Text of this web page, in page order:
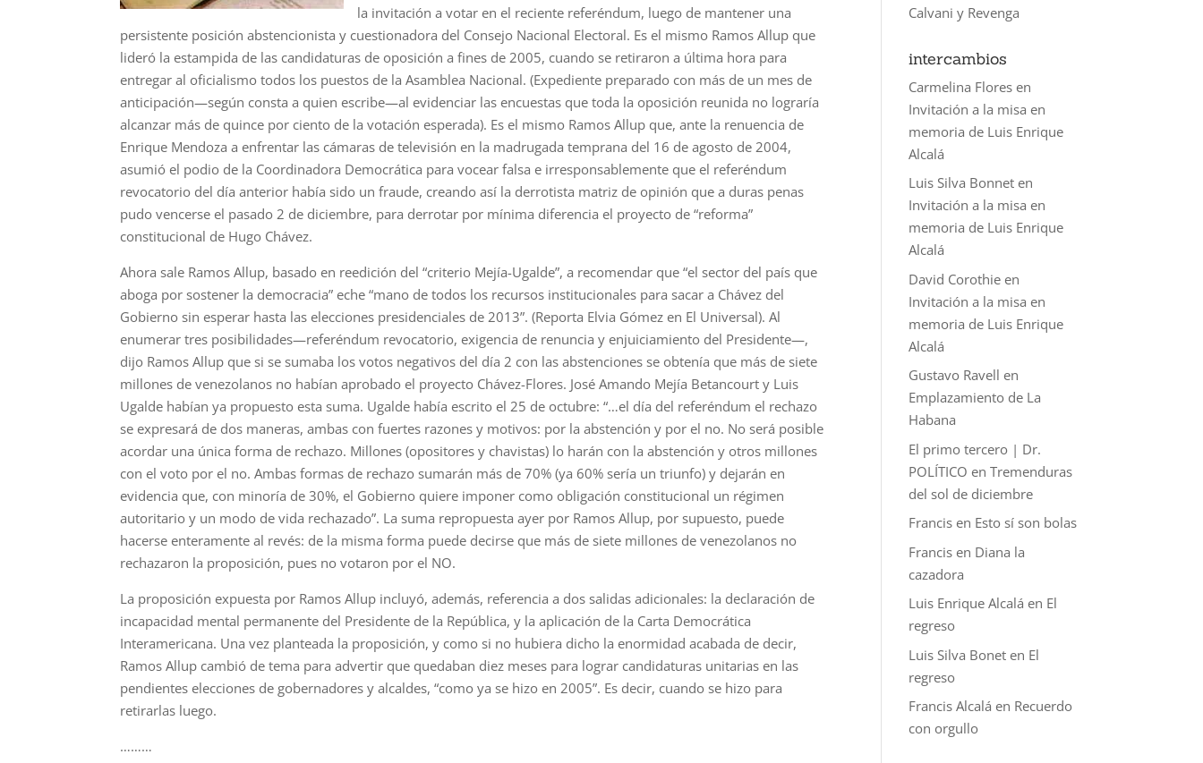
la invitación a votar en el reciente referéndum, luego de mantener una
persistente posición abstencionista y cuestionadora del Consejo Nacional Electoral. Es el mismo Ramos Allup que
lideró la estampida de las candidaturas de oposición a fines de 2005, cuando se retiraron a última hora para
entregar al oficialismo todos los puestos de la Asamblea Nacional. (Expediente preparado con más de un mes de
anticipación—según consta a quien escribe—al evidenciar las encuestas que toda la oposición reunida no lograría
alcanzar más de quince por ciento de la votación esperada). Es el mismo Ramos Allup que, ante la renuencia de
Enrique Mendoza a enfrentar las cámaras de televisión en la madrugada temprana del 16 de agosto de 2004,
asumió el podio de la Coordinadora Democrática para vocear falsa e irresponsablemente que el referéndum
revocatorio del día anterior había sido un fraude, creando así la derrotista matriz de opinión que a duras penas
pudo vencerse el pasado 2 de diciembre, para derrotar por mínima diferencia el proyecto de “reforma”
constitucional de Hugo Chávez.
Ahora sale Ramos Allup, basado en reedición del “criterio Mejía-Ugalde”, a recomendar que “el sector del país que
aboga por sostener la democracia” eche “mano de todos los recursos institucionales para sacar a Chávez del
Gobierno sin esperar hasta las elecciones presidenciales de 2013”. (Reporta Elvia Gómez en El Universal). Al
enumerar tres posibilidades—referéndum revocatorio, exigencia de renuncia y enjuiciamiento del Presidente—,
dijo Ramos Allup que si se sumaba los votos negativos del día 2 con las abstenciones se obtenía que más de siete
millones de venezolanos no habían aprobado el proyecto Chávez-Flores. José Amando Mejía Betancourt y Luis
Ugalde habían ya propuesto esta suma. Ugalde había escrito el 25 de octubre: “…el día del referéndum el rechazo
se expresará de dos maneras, ambas con fuertes razones y motivos: por la abstención y por el no. No será posible
acordar una única forma de rechazo. Millones (opositores y chavistas) lo harán con la abstención y otros millones
con el voto por el no. Ambas formas de rechazo sumarán más de 70% (ya 60% sería un triunfo) y dejarán en
evidencia que, con minoría de 30%, el Gobierno quiere imponer como obligación constitucional un régimen
autoritario y un modo de vida rechazado”. La suma repropuesta ayer por Ramos Allup, por supuesto, puede
hacerse enteramente al revés: de la misma forma puede decirse que más de siete millones de venezolanos no
rechazaron la proposición, pues no votaron por el NO.
La proposición expuesta por Ramos Allup incluyó, además, referencia a dos salidas adicionales: la declaración de
incapacidad mental permanente del Presidente de la República, y la aplicación de la Carta Democrática
Interamericana. Una vez planteada la proposición, y como si no hubiera dicho la enormidad acabada de decir,
Ramos Allup cambió de tema para advertir que quedaban diez meses para lograr candidaturas unitarias en las
pendientes elecciones de gobernadores y alcaldes, “como ya se hizo en 2005”. Es decir, cuando se hizo para
retirarlas luego.
………
Calvani y Revenga
intercambios
Carmelina Flores en
Invitación a la misa en
memoria de Luis Enrique
Alcalá
Luis Silva Bonnet en
Invitación a la misa en
memoria de Luis Enrique
Alcalá
David Corothie en
Invitación a la misa en
memoria de Luis Enrique
Alcalá
Gustavo Ravell en
Emplazamiento de La
Habana
El primo tercero | Dr.
POLÍTICO enTremenduras
del sol de diciembre
Francis en Esto sí son bolas
Francis en Diana la
cazadora
Luis Enrique Alcalá en El
regreso
Luis Silva Bonet en El
regreso
Francis Alcalá en Recuerdo
con orgullo